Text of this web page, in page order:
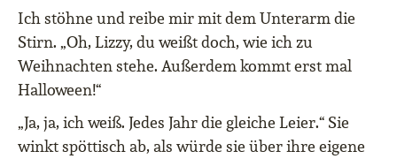
Ich stöhne und reibe mir mit dem Unterarm die
Stirn. „Oh, Lizzy, du weißt doch, wie ich zu
Weihnachten stehe. Außerdem kommt erst mal
Halloween!“
„Ja, ja, ich weiß. Jedes Jahr die gleiche Leier.“ Sie
winkt spöttisch ab, als würde sie über ihre eigene